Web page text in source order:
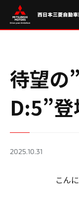
待望の
D:5”登
2025.10.31
こん